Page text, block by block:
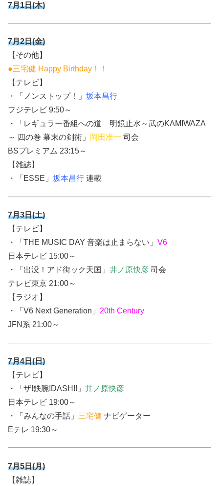
7月1日(木)
7月2日(金)
【その他】
●三宅健 Happy Birthday！！
【テレビ】
・「ノンストップ！」 坂本昌行
フジテレビ 9:50～
・「 レギュラー番組への道 明鏡止水～武のKAMIWAZA
～ 四の巻 幕末の剣術 」 岡田准一 司会
BSプレミアム 23:15～
【雑誌】
・「ESSE」 坂本昌行 連載
7月3日(土)
【テレビ】
・「THE MUSIC DAY 音楽は止まらない」 V6
日本テレビ 15:00～
・「出没！アド街ック天国」 井ノ原快彦 司会
テレビ東京 21:00～
【ラジオ】
・「V6 Next Generation」 20th Century
JFN系 21:00～
7月4日(日)
【テレビ】
・
「ザ!鉄腕!DASH!!」 井ノ原快彦
日本テレビ 19:00～
・「みんなの手話」 三宅健 ナビゲーター
Eテレ 19:30～
7月5日(月)
【雑誌】